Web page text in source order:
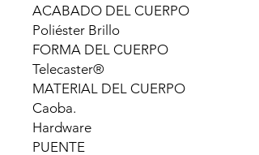
ACABADO DEL CUERPO
Poliéster Brillo
FORMA DEL CUERPO
Telecaster®
MATERIAL DEL CUERPO
Caoba.
Hardware
PUENTE